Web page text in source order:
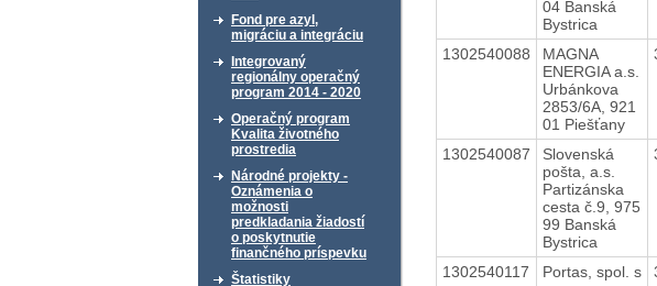
Fond pre azyl,
migráciu a integráciu
Integrovaný
regionálny operačný
program 2014 - 2020
Operačný program
Kvalita životného
prostredia
Národné projekty -
Oznámenia o
možnosti
predkladania žiadostí
o poskytnutie
finančného príspevku
Štatistiky
04 Banská
Bystrica
1302540088
MAGNA
ENERGIA a.s.
Urbánkova
2853/6A, 921
01 Piešťany
1302540087
Slovenská
pošta, a.s.
Partizánska
cesta č.9, 975
99 Banská
Bystrica
1302540117
Portas, spol. s